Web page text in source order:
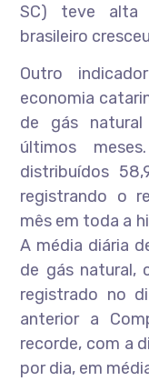
SC) teve alta
brasileiro
​Outro
economia
de gás natural
últimos
distribuídos
registrando o
mês em toda a
A média diária
de gás natural,
registrado no
anterior a
recorde, com a
por dia, em